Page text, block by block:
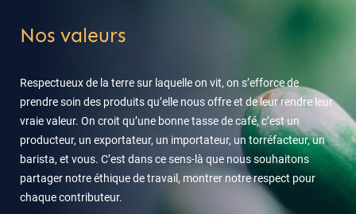
Nos valeurs
Respectueux de la terre sur laquelle on vit, on s’efforce de
prendre soin des produits qu’elle nous offre et de leur rendre leur
vraie valeur. On croit qu’une bonne tasse de café, c’est un
producteur, un exportateur, un importateur, un torréfacteur, un
barista, et vous. C’est dans ce sens-là que nous souhaitons
partager notre éthique de travail, montrer notre respect pour
chaque contributeur.